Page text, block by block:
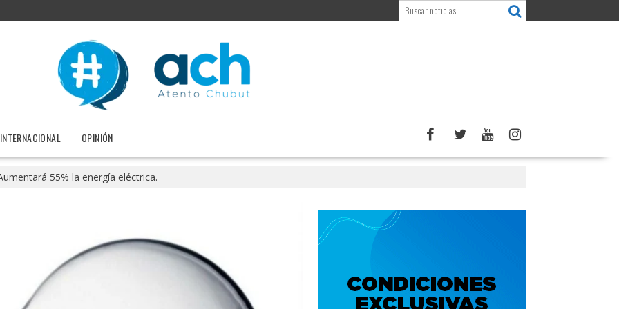
INTERNACIONAL OPINIÓN
55% la energía eléctrica.